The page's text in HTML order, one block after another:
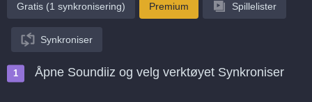
Gratis (1 synkronisering) Premium Spillelister
Synkroniser
Åpne Soundiiz og velg verktøyet Synkroniser